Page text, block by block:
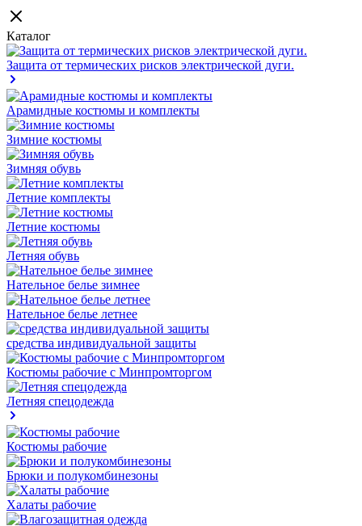
Каталог
Защита от термических рисков электрической дуги.
Арамидные костюмы и комплекты
Зимние костюмы
Зимняя обувь
Летние комплекты
Летние костюмы
Летняя обувь
Нательное белье зимнее
Нательное белье летнее
средства индивидуальной защиты
Костюмы рабочие с Минпромторгом
Летняя спецодежда
Костюмы рабочие
Брюки и полукомбинезоны
Халаты рабочие